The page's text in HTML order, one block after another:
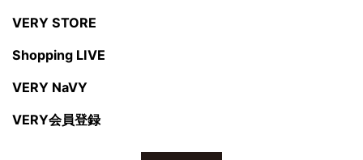
VERY STORE
Shopping LIVE
VERY NaVY
VERY会員登録